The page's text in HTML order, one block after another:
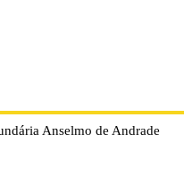
Anselmo de Andrade